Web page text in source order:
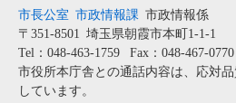
市長公室 市政情報課 市政情報係
〒351-8501 埼玉県朝霞市本町1-1-1
Tel：048-463-1759
Fax：048-467-0770
市役所本庁舎との通話内容は、応対
しています。